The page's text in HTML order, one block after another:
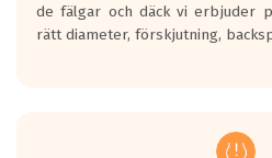
de fälgar och däck vi erbjuder
rätt diameter, förskjutning,